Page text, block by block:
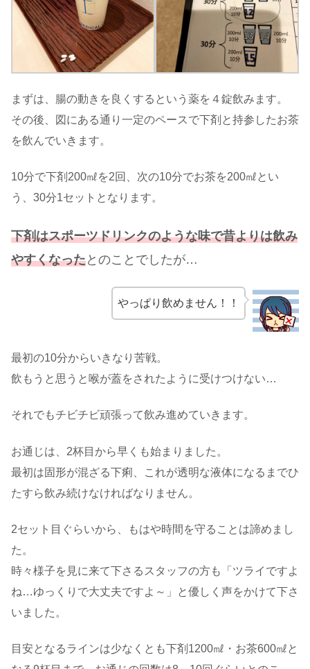
まずは、腸の動きを良くするという薬を４錠飲みます。
その後、図にある通り一定のペースで下剤と持参したお茶
を飲んでいきます。
10分で下剤200㎖を2回、次の10分でお茶を200㎖とい
う、30分1セットとなります。
下剤はスポーツドリンクのような味で昔よりは飲み
やすくなったとのことでしたが…
やっぱり飲めません！！
最初の10分からいきなり苦戦。
飲もうと思うと喉が蓋をされたように受けつけない…
それでもチビチビ頑張って飲み進めていきます。
お通じは、2杯目から早くも始まりました。
最初は固形が混ざる下痢、これが透明な液体になるまでひ
たすら飲み続けなければなりません。
2セット目ぐらいから、もはや時間を守ることは諦めまし
た。
時々様子を見に来て下さるスタッフの方も「ツライですよ
ね…ゆっくりで大丈夫ですよ～」と優しく声をかけて下さ
いました。
目安となるラインは少なくとも下剤1200㎖・お茶600㎖と